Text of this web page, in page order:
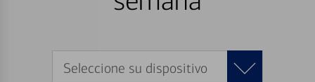
Seleccione su dispositivo